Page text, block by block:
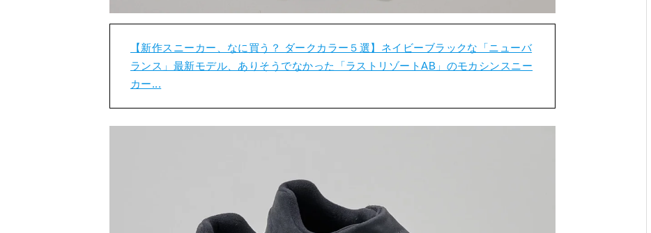
【新作スニーカー、なに買う？ ダークカラー５選】ネイビーブラックな「ニューバ
ランス」最新モデル、ありそうでなかった「ラストリゾートAB」のモカシンスニー
カー...